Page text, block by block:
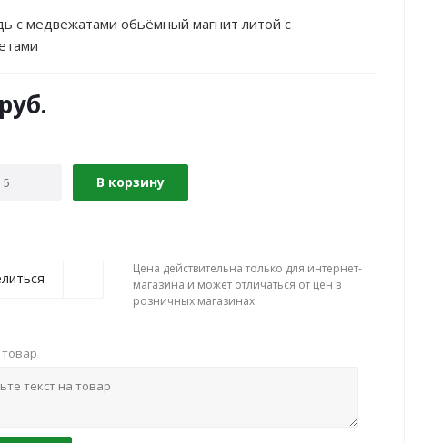
с медвежатами обьёмный магнит литой с
руб.
В корзину
Цена действительна только для интернет-
магазина и может отличаться от цен в
розничных магазинах